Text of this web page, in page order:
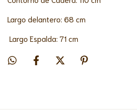
Largo delantero: 68 cm
Largo Espalda: 71 cm